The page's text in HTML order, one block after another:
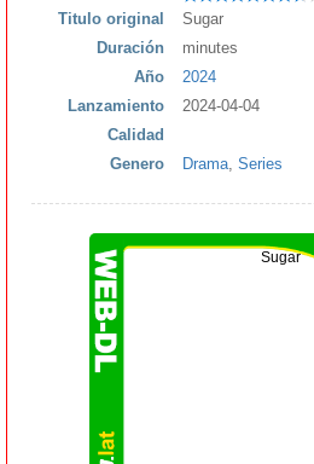
Titulo original
Sugar
Duración
minutes
Año
2024
Lanzamiento
2024-04-04
Calidad
Genero
Drama Series